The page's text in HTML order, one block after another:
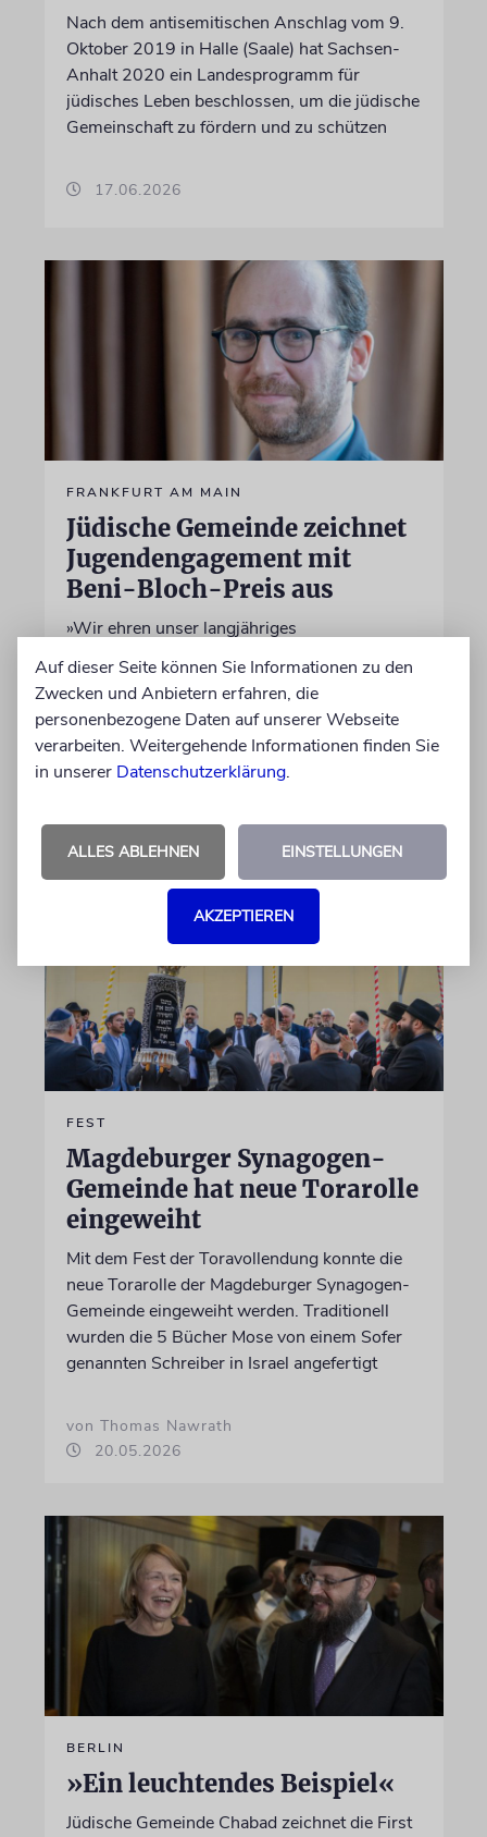
Nach dem antisemitischen Anschlag vom 9.
Oktober 2019 in Halle (Saale) hat Sachsen-
Anhalt 2020 ein Landesprogramm für
jüdisches Leben beschlossen, um die jüdische
Gemeinschaft zu fördern und zu schützen
17.06.2026
FRANKFURT AM MAIN
Jüdische Gemeinde zeichnet
Jugendengagement mit
Beni-Bloch-Preis aus
»Wir ehren unser langjähriges
erinnern damit an seinen Einsatz für die
jüdische Gemeinschaft«, sagt der
Vorstandvorsitzende der Gemeinde, Benjamin
Graumann
01.06.2026
FEST
Magdeburger Synagogen-
Gemeinde hat neue Torarolle
eingeweiht
Mit dem Fest der Toravollendung konnte die
neue Torarolle der Magdeburger Synagogen-
Gemeinde eingeweiht werden. Traditionell
wurden die 5 Bücher Mose von einem Sofer
genannten Schreiber in Israel angefertigt
von Thomas Nawrath
20.05.2026
BERLIN
»Ein leuchtendes Beispiel«
Jüdische Gemeinde Chabad zeichnet die First
Auf dieser Seite können Sie Informationen zu den
Zwecken und Anbietern erfahren, die
personenbezogene Daten auf unserer Webseite
verarbeiten. Weitergehende Informationen finden Sie
in unserer Datenschutzerklärung.
ALLES ABLEHNEN EINSTELLUNGEN
AKZEPTIEREN